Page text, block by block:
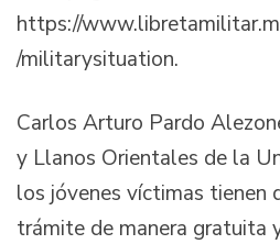
https://
/militarysituation.
Carlos Arturo Pardo
y Llanos Orientales de la
los jóvenes víctimas tienen
trámite de manera gratuita